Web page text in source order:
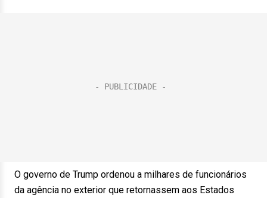
O governo de Trump ordenou a milhares de funcionários
da agência no exterior que retornassem aos Estados